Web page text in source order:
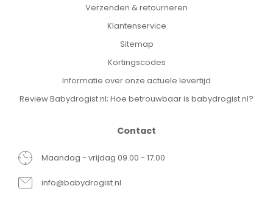
Verzenden & retourneren
Klantenservice
Sitemap
Kortingscodes
Informatie over onze actuele levertijd
Review Babydrogist.nl; Hoe betrouwbaar is babydrogist.nl?
Contact
Maandag - vrijdag 09.00 - 17.00
info@babydrogist.nl